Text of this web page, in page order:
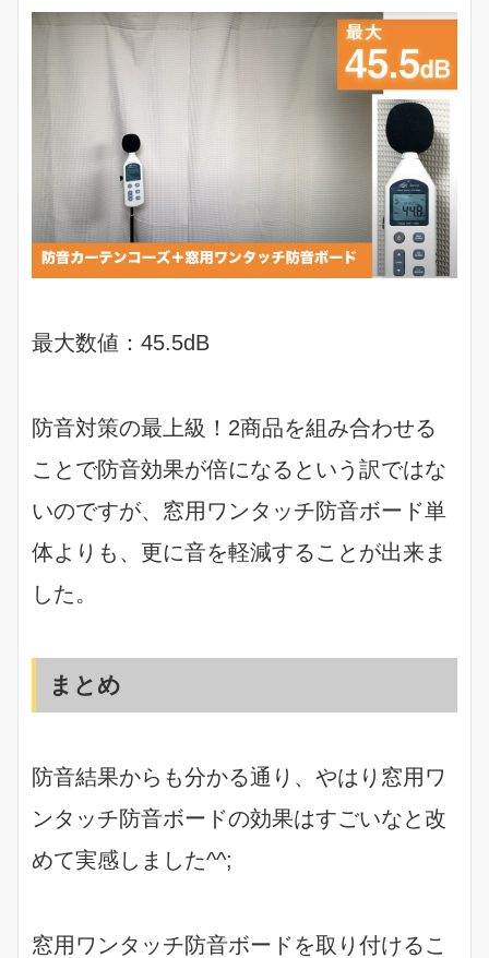
最大数値：45.5dB
防音対策の最上級！2商品を組み合わせる
ことで防音効果が倍になるという訳ではな
いのですが、窓用ワンタッチ防音ボード単
体よりも、更に音を軽減することが出来ま
した。
まとめ
防音結果からも分かる通り、やはり窓用ワ
ンタッチ防音ボードの効果はすごいなと改
めて実感しました^^;
窓用ワンタッチ防音ボードを取り付けるこ